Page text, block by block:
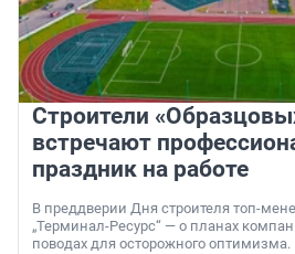
Строители
встречают
праздник на работе
В преддверии Дня строителя топ-
„Терминал-Ресурс“ — о планах
поводах для осторожного оптимизма.